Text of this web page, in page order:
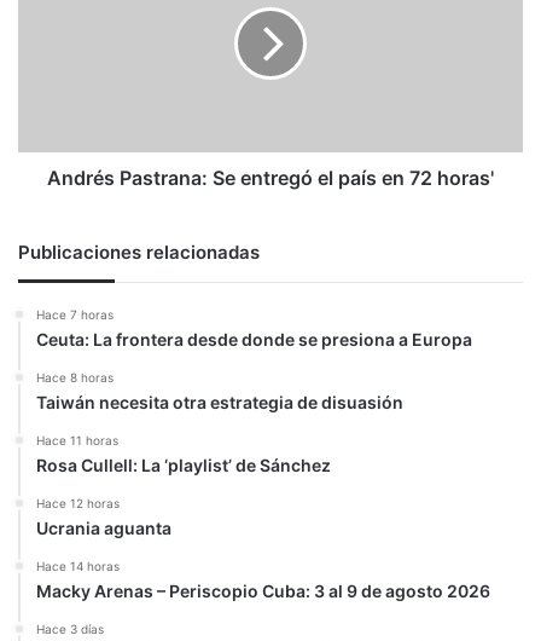
horas'
Andrés Pastrana: Se entregó el país en 72 horas'
Publicaciones relacionadas
Hace 7 horas
Ceuta: La frontera desde donde se presiona a Europa
Hace 8 horas
Taiwán necesita otra estrategia de disuasión
Hace 11 horas
Rosa Cullell: La ‘playlist’ de Sánchez
Hace 12 horas
Ucrania aguanta
Hace 14 horas
Macky Arenas – Periscopio Cuba: 3 al 9 de agosto 2026
Hace 3 días